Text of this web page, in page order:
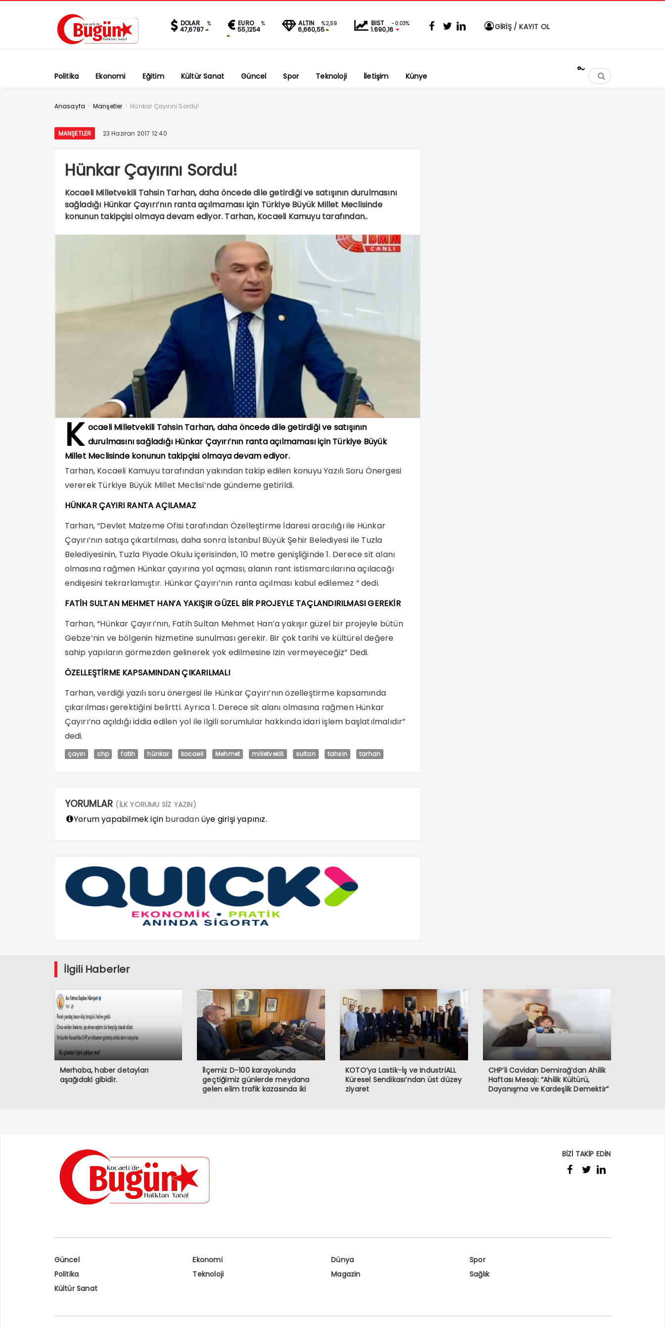
DOLAR %
47,6787
EURO %
55,1254
ALTIN %2,59
6,660,55
BIST -0.03%
1.690,16 GİRİŞ / KAYIT OL
Politika Ekonomi Eğitim Kültür Sanat Güncel Spor Teknoloji İletişim Künye
°
Anasayfa > Manşetler > Hünkar Çayırını Sordu!
MANŞETLER 23 Haziran 2017 12:40
Hünkar Çayırını Sordu!
Kocaeli Milletvekili Tahsin Tarhan, daha öncede dile getirdiği ve satışının durulmasını
sağladığı Hünkar Çayırı’nın ranta açılmaması için Türkiye Büyük Millet Meclisinde
konunun takipçisi olmaya devam ediyor. Tarhan, Kocaeli Kamuyu tarafından..
K ocaeli Milletvekili Tahsin Tarhan, daha öncede dile getirdiği ve satışının
durulmasını sağladığı Hünkar Çayırı’nın ranta açılmaması için Türkiye Büyük
Millet Meclisinde konunun takipçisi olmaya devam ediyor.
Tarhan, Kocaeli Kamuyu tarafından yakından takip edilen konuyu Yazılı Soru Önergesi
vererek Türkiye Büyük Millet Meclisi’nde gündeme getirildi.
HÜNKAR ÇAYIRI RANTA AÇILAMAZ
Tarhan, “Devlet Malzeme Ofisi tarafından Özelleştirme İdaresi aracılığı ile Hünkar
Çayırı’nın satışa çıkartılması, daha sonra İstanbul Büyük Şehir Belediyesi ile Tuzla
Belediyesinin, Tuzla Piyade Okulu içerisinden, 10 metre genişliğinde 1. Derece sit alanı
olmasına rağmen Hünkar çayırına yol açması, alanın rant istismarcılarına açılacağı
endişesini tekrarlamıştır. Hünkar Çayırı’nın ranta açılması kabul edilemez ” dedi.
FATİH SULTAN MEHMET HAN’A YAKIŞIR GÜZEL BİR PROJEYLE TAÇLANDIRILMASI GEREKİR
Tarhan, “Hünkar Çayırı’nın, Fatih Sultan Mehmet Han’a yakışır güzel bir projeyle bütün
Gebze’nin ve bölgenin hizmetine sunulması gerekir. Bir çok tarihi ve kültürel değere
sahip yapıların görmezden gelinerek yok edilmesine izin vermeyeceğiz” Dedi.
ÖZELLEŞTİRME KAPSAMINDAN ÇIKARILMALI
Tarhan, verdiği yazılı soru önergesi ile Hünkar Çayırı’nın özelleştirme kapsamında
çıkarılması gerektiğini belirtti. Ayrıca 1. Derece sit alanı olmasına rağmen Hünkar
Çayırı’na açıldığı iddia edilen yol ile ilgili sorumlular hakkında idari işlem başlatılmalıdır”
dedi.
çayırı chp fatih hünkar kocaeli Mehmet milletvekili sultan tahsin tarhan
YORUMLAR (İLK YORUMU SİZ YAZIN)
Yorum yapabilmek için buradanüye girişi yapınız.
İlgili Haberler
Merhaba, haber detayları
aşağıdaki gibidir.
İlçemiz D-100 karayolunda
geçtiğimiz günlerde meydana
gelen elim trafik kazasında iki
KOTO’ya Lastik-İş ve IndustriALL
Küresel Sendikası’ndan üst düzey
ziyaret
CHP’li Cavidan Demirağ’dan Ahilik
Haftası Mesajı: “Ahilik Kültürü,
Dayanışma ve Kardeşlik Demektir”
BİZİ TAKİP EDİN
Güncel Ekonomi Dünya
Spor
Politika
Teknoloji Magazin
Sağlık
Kültür Sanat